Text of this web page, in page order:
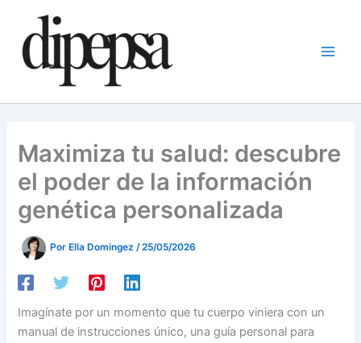
contenido
Maximiza tu salud: descubre
el poder de la información
genética personalizada
Por Ella Domingez/25/05/2026
Imagínate por un momento que tu cuerpo viniera con un
manual de instrucciones único, una guía personal para